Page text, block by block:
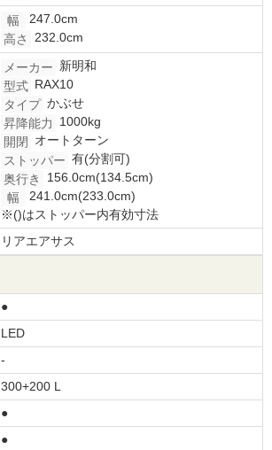
幅
247.0cm
高さ
232.0cm
メーカー 新明和
型式 RAX10
タイプ かぶせ
昇降能力
1000kg
開閉
オートターン
ストッパー 有(分割可)
奥行き
156.0cm(134.5cm)
幅
241.0cm(233.0cm)
※()はストッパー内有効寸法
リアエアサス
●
LED
-
300+200 L
●
●